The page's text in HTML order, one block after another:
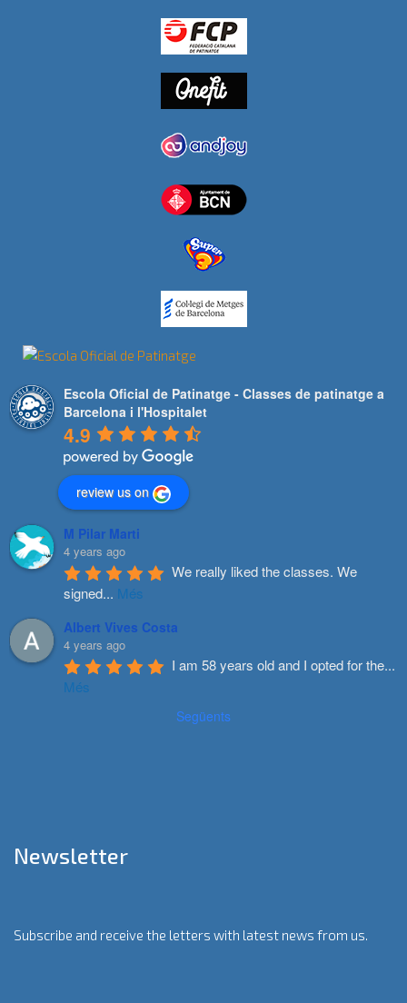
Escola Oficial de Patinatge - Classes de patinatge a
Barcelona i l'Hospitalet
4.9
review us on
M Pilar Marti
4 years ago
We really liked the classes. We
signed... Més
Albert Vives Costa
4 years ago
I am 58 years old and I opted for the...
Més
Següents
Newsletter
Subscribe and receive the letters with latest news from us.